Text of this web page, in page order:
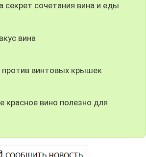
секрет сочетания вина и еды
вина
против винтовых крышек
красное вино полезно для